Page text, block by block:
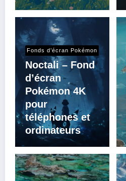
Fonds d’écran Pokémon
Noctali – Fond
d’écran
Pokémon 4K
pour
téléphones et
ordinateurs